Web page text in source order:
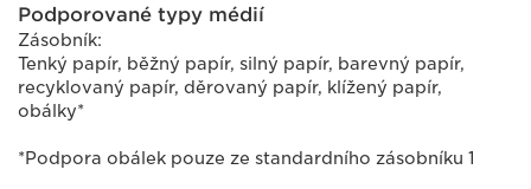
Podporované typy médií
Zásobník:
Tenký papír, běžný papír, silný papír, barevný papír,
recyklovaný papír, děrovaný papír, klížený papír,
obálky*
*Podpora obálek pouze ze standardního zásobníku 1